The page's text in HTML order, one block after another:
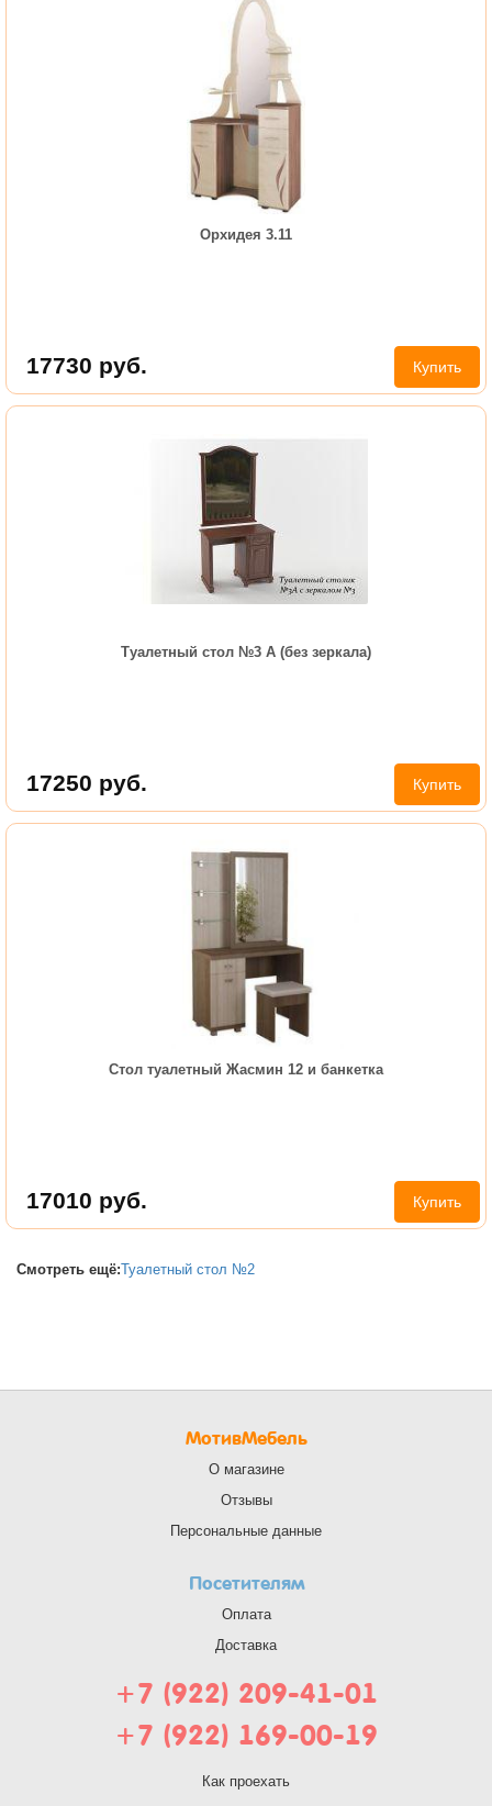
Орхидея 3.11
17730 руб. Купить
Туалетный стол №3 А (без зеркала)
17250 руб. Купить
Стол туалетный Жасмин 12 и банкетка
17010 руб. Купить
Смотреть ещё:Туалетный стол №2
МотивМебель
О магазине
Отзывы
Персональные данные
Посетителям
Оплата
Доставка
+7 (922) 209-41-01
+7 (922) 169-00-19
Как проехать